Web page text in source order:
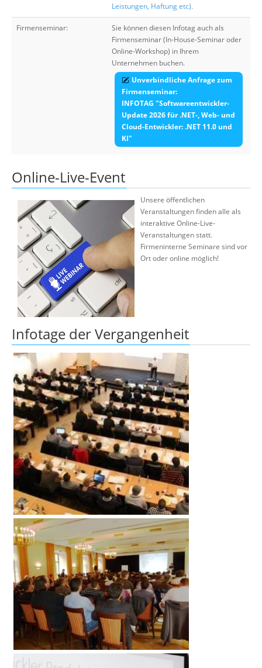
Leistungen, Haftung etc).
Firmenseminar:
Sie können diesen Infotag auch als
Firmenseminar (In-House-Seminar oder
Online-Workshop) in Ihrem
Unternehmen buchen.
Unverbindliche Anfrage zum
Firmenseminar:
INFOTAG "Softwareentwickler-
Update 2026 für .NET-, Web- und
Cloud-Entwickler: .NET 11.0 und
KI"
Online-Live-Event
Unsere öffentlichen
Veranstaltungen finden alle als
interaktive Online-Live-
Veranstaltungen statt.
Firmeninterne Seminare sind vor
Ort oder online möglich!
Infotage der Vergangenheit